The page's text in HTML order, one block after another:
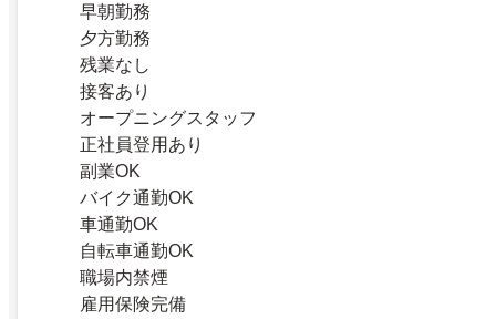
早朝勤務
夕方勤務
残業なし
接客あり
オープニングスタッフ
正社員登用あり
副業OK
バイク通勤OK
車通勤OK
自転車通勤OK
職場内禁煙
雇用保険完備